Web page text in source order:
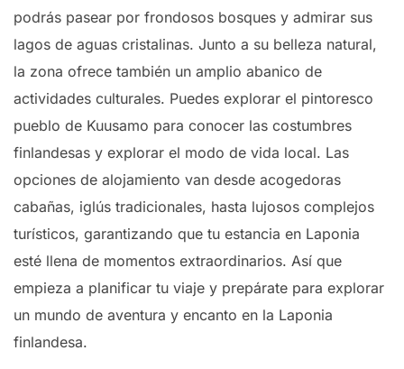
podrás pasear por frondosos bosques y admirar sus
lagos de aguas cristalinas. Junto a su belleza natural,
la zona ofrece también un amplio abanico de
actividades culturales. Puedes explorar el pintoresco
pueblo de Kuusamo para conocer las costumbres
finlandesas y explorar el modo de vida local. Las
opciones de alojamiento van desde acogedoras
cabañas, iglús tradicionales, hasta lujosos complejos
turísticos, garantizando que tu estancia en Laponia
esté llena de momentos extraordinarios. Así que
empieza a planificar tu viaje y prepárate para explorar
un mundo de aventura y encanto en la Laponia
finlandesa.